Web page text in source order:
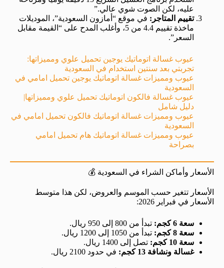
عليه، لكن الصوت شوي عالي.”
تقييم المتاجر: في موقع “أمازون السعودية”، الموديلات
ماخذة تقييم 4.4 من 5، وأغلب المدح على “القيمة مقابل
السعر”.
عيوب غسالة اتوماتيك يوجين تحميل علوي ومميزاتها:
تجربتي بعد سنتين استخدام في السعودية
عيوب ومميزات غسالة اتوماتيك يوجين تحميل امامي في
السعودية
عيوب غسالة فالكون اتوماتيك تحميل علوي ومميزاتها|
دليل شامل
عيوب ومميزات غسالة اتوماتيك فالكون تحميل امامي في
السعودية
عيوب ومميزات غسالة اتوماتيك هام تحميل امامي
بصراحة
الأسعار وأماكن الشراء في السعودية 💰
الأسعار تتغير حسب الموسم والعروض، لكن هذا متوسط
الأسعار في فبراير 2026:
سعة 6 كجم:
تبدأ من 800 إلى 950 ريال.
سعة 8 كجم:
تبدأ من 1050 إلى 1200 ريال.
سعة 10 كجم:
تصل إلى 1400 ريال.
غسالة ونشافة 13 كجم:
في حدود 2100 ريال.